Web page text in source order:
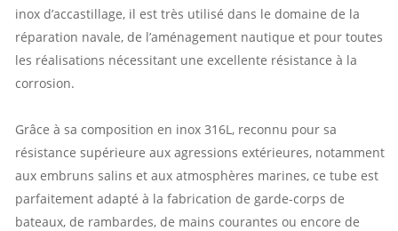
inox d’accastillage, il est très utilisé dans le domaine de la
réparation navale, de l’aménagement nautique et pour toutes
les réalisations nécessitant une excellente résistance à la
corrosion.
Grâce à sa composition en inox 316L, reconnu pour sa
résistance supérieure aux agressions extérieures, notamment
aux embruns salins et aux atmosphères marines, ce tube est
parfaitement adapté à la fabrication de garde-corps de
bateaux, de rambardes, de mains courantes ou encore de